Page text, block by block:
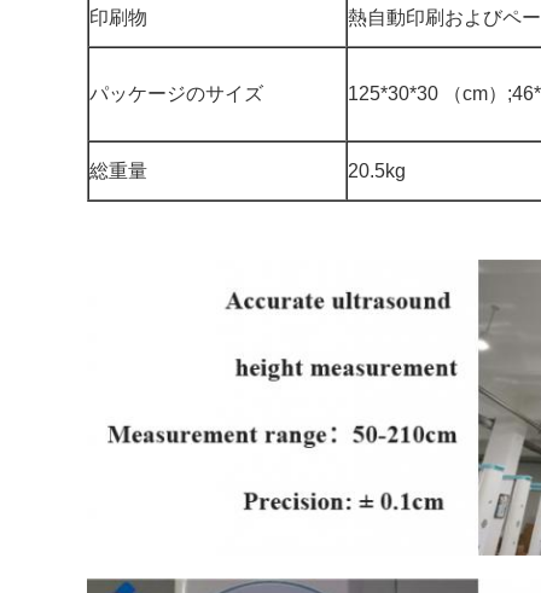
印刷物 熱自動印刷およびペ
パッケージのサイズ 125*30*30 （cm）
総重量 20.5kg